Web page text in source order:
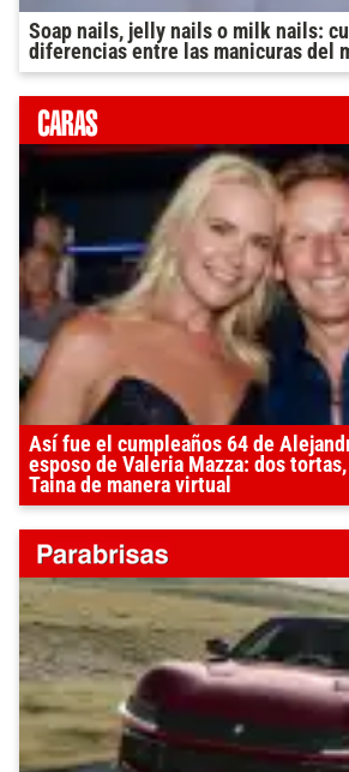
Soap nails, jelly nails o milk nails:
diferencias entre las manicuras del
Así fue el cumpleaños 64 de
esposo de Valeria Mazza: dos
Taina de manera virtual